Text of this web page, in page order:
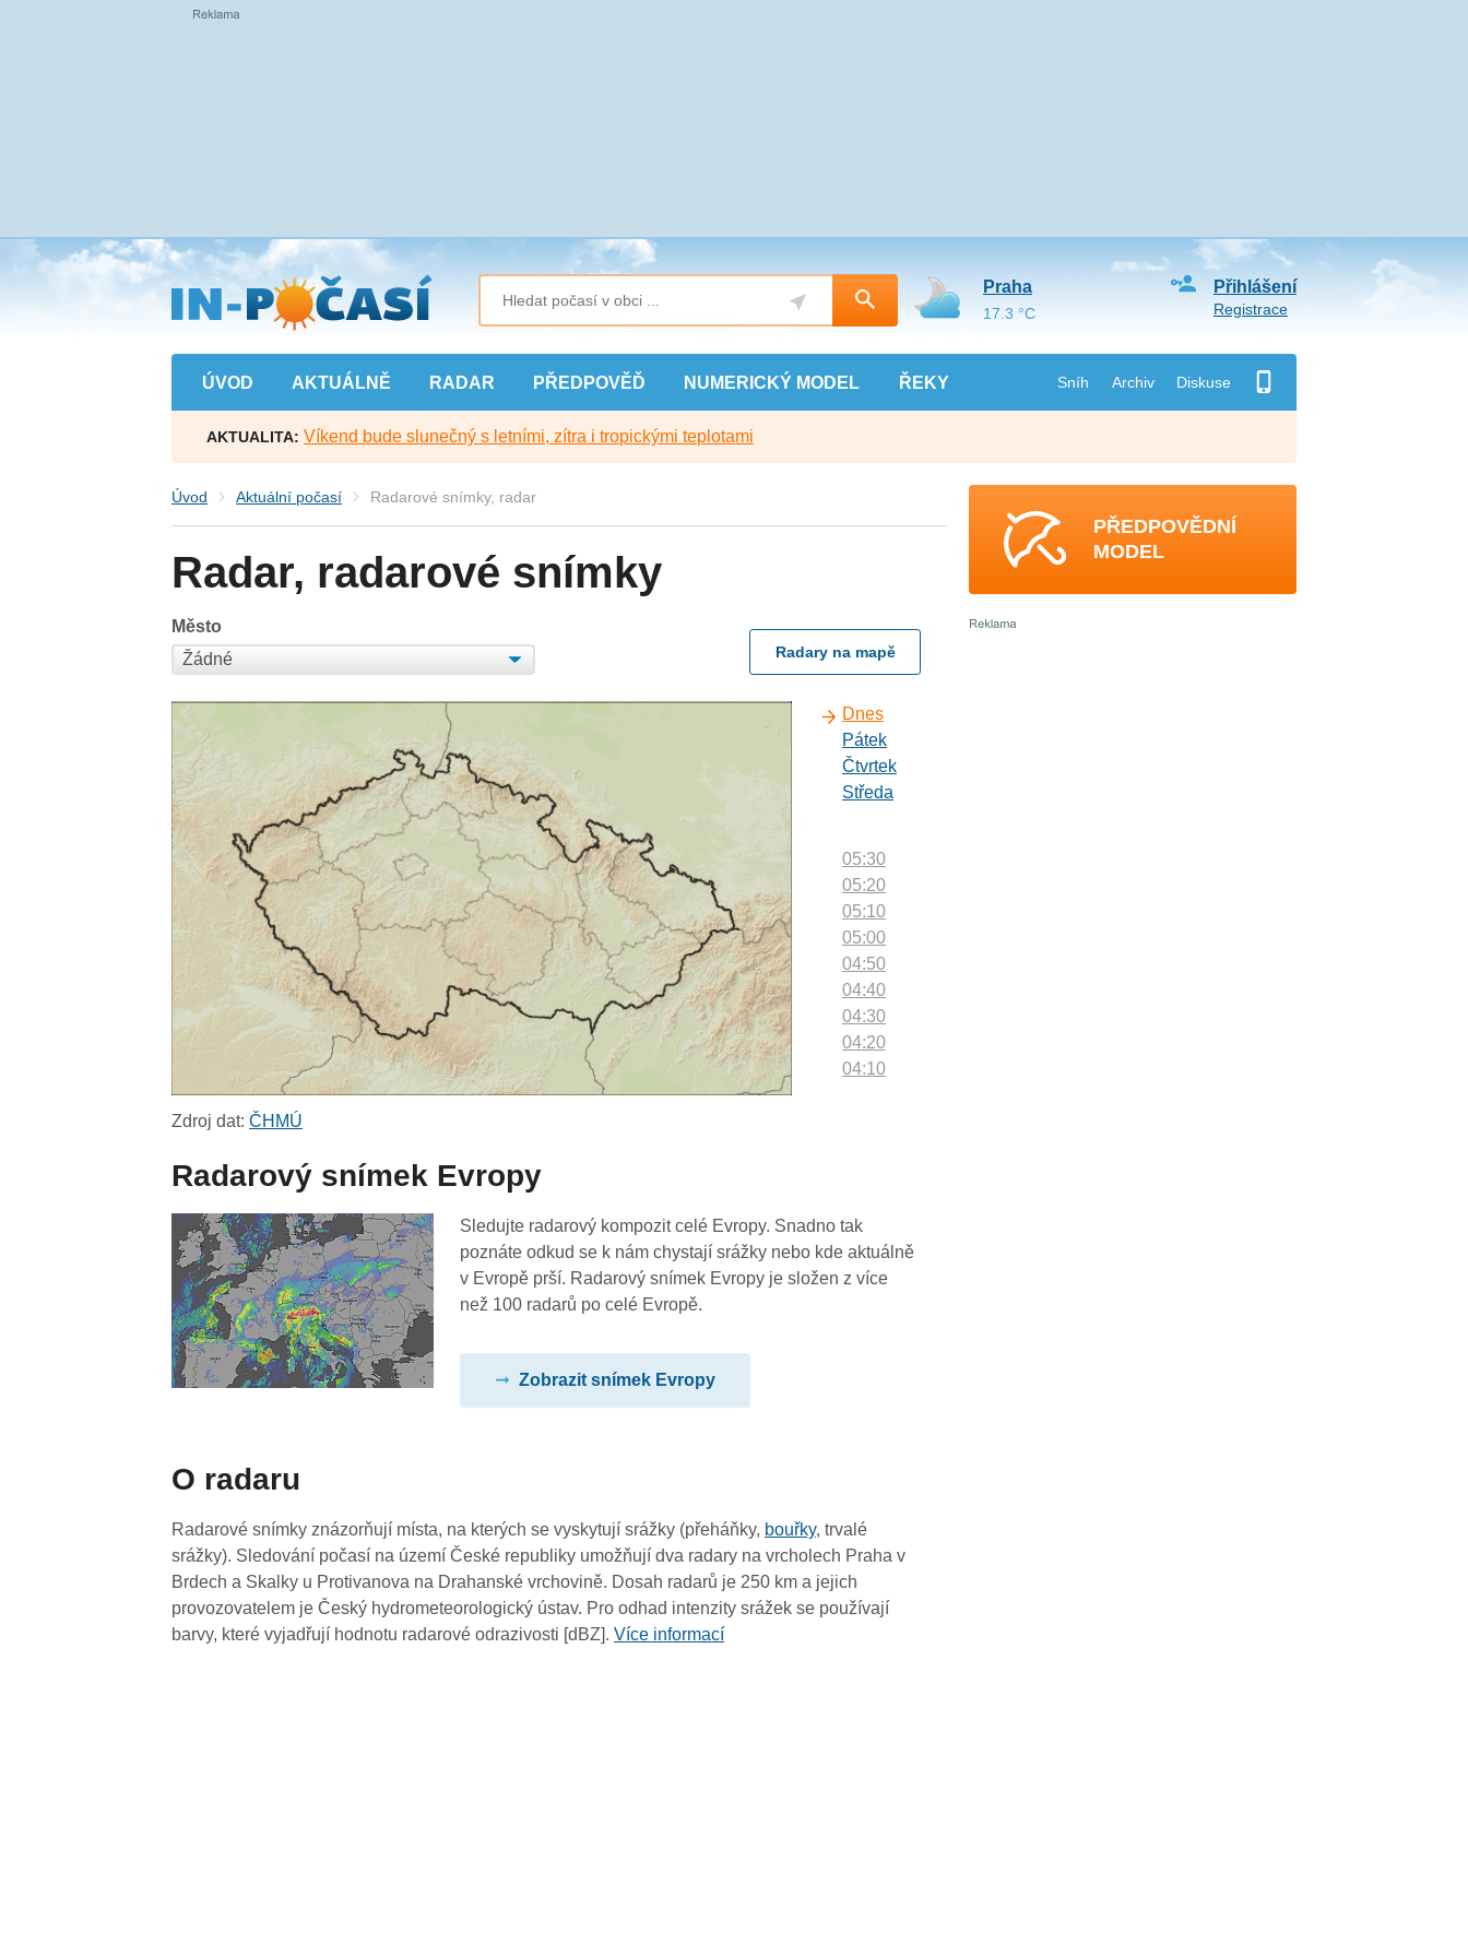
Přejít
na
hlavní
obsah
ÚVOD AKTUÁLNĚ RADAR PŘEDPOVĚĎ NUMERICKÝ MODEL ŘEKY Sníh Archiv Diskuse
Přihlášení
Registrace
Praha
17.3 °C
AKTUALITA: Víkend bude slunečný s letními, zítra i tropickými teplotami
Úvod Aktuální počasí Radarové snímky, radar
Radar, radarové snímky
Město
Radary na mapě
Dnes
Pátek
Čtvrtek
Středa
05:30
05:20
05:10
05:00
04:50
04:40
04:30
04:20
04:10
03:10
03:00
02:50
01:10
01:00
00:50
00:40
Zdroj dat:ČHMÚ
Radarový snímek Evropy
Sledujte radarový kompozit celé Evropy. Snadno tak
poznáte odkud se k nám chystají srážky nebo kde aktuálně
v Evropě prší. Radarový snímek Evropy je složen z více
než 100 radarů po celé Evropě.
Zobrazit snímek Evropy
O radaru
Radarové snímky znázorňují místa, na kterých se vyskytují srážky (přeháňky, bouřky, trvalé
srážky). Sledování počasí na území České republiky umožňují dva radary na vrcholech Praha v
Brdech a Skalky u Protivanova na Drahanské vrchovině. Dosah radarů je 250 km a jejich
provozovatelem je Český hydrometeorologický ústav. Pro odhad intenzity srážek se používají
barvy, které vyjadřují hodnotu radarové odrazivosti [dBZ].Více informací
PŘEDPOVĚDNÍ
MODEL